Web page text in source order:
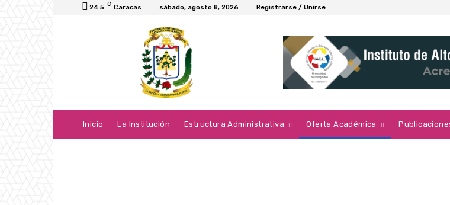
24.5 C Caracas sábado, agosto 8, 2026 Registrarse / Unirse
Inicio La Institución Estructura Administrativa Oferta Académica